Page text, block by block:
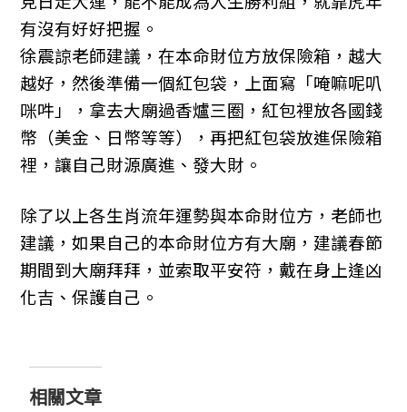
有沒有好好把握。
徐震諒老師建議，在本命財位方放保險箱，越大
越好，然後準備一個紅包袋，上面寫「唵嘛呢叭
咪吽」，拿去大廟過香爐三圈，紅包裡放各國錢
幣（美金、日幣等等），再把紅包袋放進保險箱
裡，讓自己財源廣進、發大財。
除了以上各生肖流年運勢與本命財位方，老師也
建議，如果自己的本命財位方有大廟，建議春節
期間到大廟拜拜，並索取平安符，戴在身上逢凶
化吉、保護自己。
相關文章